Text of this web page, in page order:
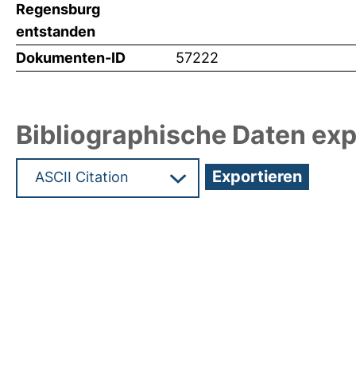
Regensburg
entstanden
Dokumenten-ID 57222
Bibliographische Daten